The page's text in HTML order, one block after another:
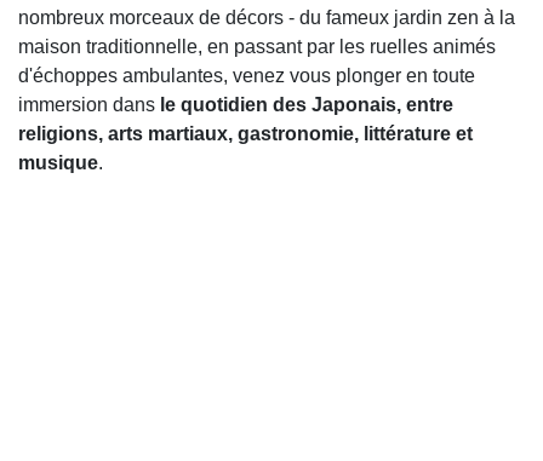
nombreux morceaux de décors - du fameux jardin zen à la
maison traditionnelle, en passant par les ruelles animés
d'échoppes ambulantes, venez vous plonger en toute
immersion dans le quotidien des Japonais, entre
religions, arts martiaux, gastronomie, littérature et
musique.